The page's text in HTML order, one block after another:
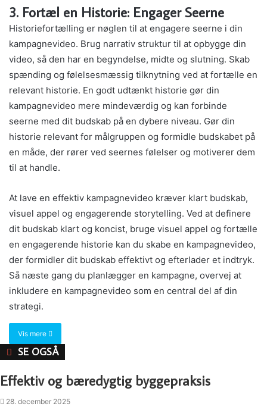
3. Fortæl en Historie: Engager Seerne
Historiefortælling er nøglen til at engagere seerne i din
kampagnevideo. Brug narrativ struktur til at opbygge din
video, så den har en begyndelse, midte og slutning. Skab
spænding og følelsesmæssig tilknytning ved at fortælle en
relevant historie. En godt udtænkt historie gør din
kampagnevideo mere mindeværdig og kan forbinde
seerne med dit budskab på en dybere niveau. Gør din
historie relevant for målgruppen og formidle budskabet på
en måde, der rører ved seernes følelser og motiverer dem
til at handle.
At lave en effektiv kampagnevideo kræver klart budskab,
visuel appel og engagerende storytelling. Ved at definere
dit budskab klart og koncist, bruge visuel appel og fortælle
en engagerende historie kan du skabe en kampagnevideo,
der formidler dit budskab effektivt og efterlader et indtryk.
Så næste gang du planlægger en kampagne, overvej at
inkludere en kampagnevideo som en central del af din
strategi.
Vis mere
SE OGSÅ
Close
Effektiv og bæredygtig byggepraksis
28. december 2025